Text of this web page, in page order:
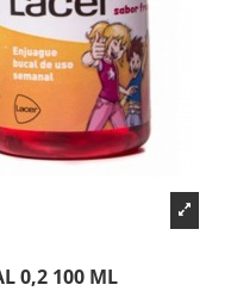
0,2 100 ML